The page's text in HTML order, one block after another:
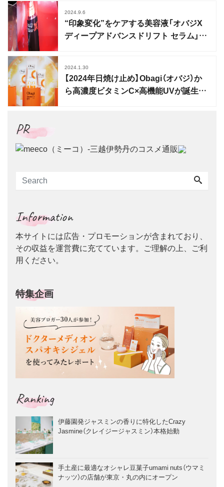
2024.9.6
“印象変化”をケアする美容液「オバジX
ディープアドバンスドリフト セラム」誕
2024.1.30
【2024年日焼け止め】Obagi（オバジ）か
ら高濃度ビタミンC×高機能UVが誕生！
PR
Information
本サイトには広告・プロモーションが含まれており、
その収益を運営費に充てています。ご理解の上、ご利
用ください。
特集企画
Ranking
伊藤園発ジャスミンの香りに特化したCrazy
Jasmine（クレイジージャスミン）本格始動
手土産に最適なオシャレ豆菓子umami nuts（ウマミ
ナッツ）の店舗が東京・丸の内にオープン